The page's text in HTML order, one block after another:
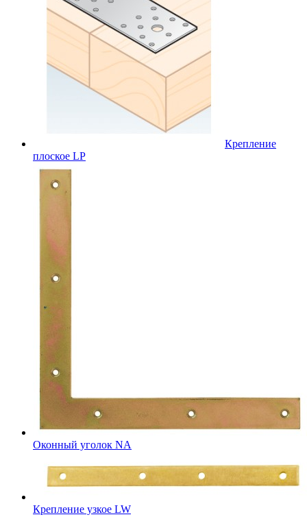
Крепление
плоское LP
Оконный уголок NA
Крепление узкое LW